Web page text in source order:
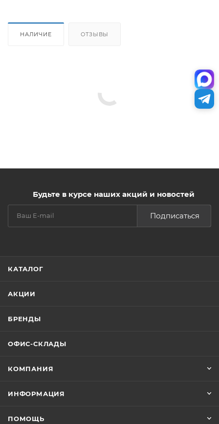
НАЛИЧИЕ ОТЗЫВЫ
Будьте в курсе наших акций и новостей
Подписаться
КАТАЛОГ
АКЦИИ
БРЕНДЫ
ОФИС-СКЛАДЫ
КОМПАНИЯ
ИНФОРМАЦИЯ
ПОМОЩЬ